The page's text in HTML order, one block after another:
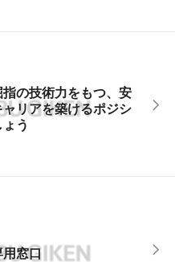
指の技術力をもつ、安
リアを築けるポジシ
う
用窓口